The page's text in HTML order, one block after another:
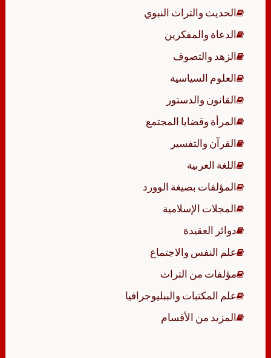
الحديث والتراث النبوي
الدعاة والمفكرين
الزهد والتصوف
العلوم السياسية
القانون والدستور
المرأة وقضايا المجتمع
القرآن والتفسير
اللغة العربية
المؤلفات بصيغة الوورد
المجلات الإسلامية
دوائر العقيدة
علم النفس والاجتماع
مؤلفات من التراث
علم المكتبات والببليوجرافيا
المزيد من الأقسام